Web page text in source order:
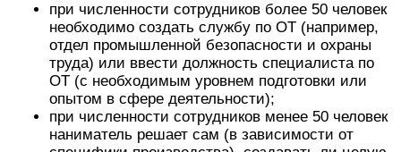
при численности сотрудников более 50 человек
необходимо создать службу по ОТ (например,
отдел промышленной безопасности и охраны
труда) или ввести должность специалиста по
ОТ (с необходимым уровнем подготовки или
опытом в сфере деятельности);
при численности сотрудников менее 50 человек
наниматель решает сам (в зависимости от